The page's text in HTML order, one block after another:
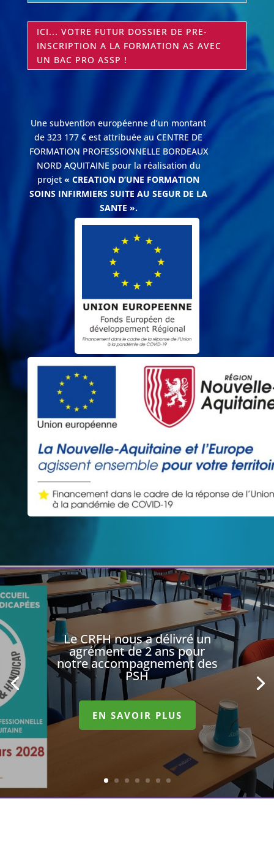
ICI... VOTRE FUTUR DOSSIER DE PRE-
INSCRIPTION A LA FORMATION AS AVEC
UN BAC PRO ASSP !
Une subvention européenne d’un montant
de 323 177 € est attribuée au CENTRE DE
FORMATION PROFESSIONNELLE BORDEAUX
NORD AQUITAINE pour la réalisation du
projet« CREATION D’UNE FORMATION
SOINS INFIRMIERS SUITE AU SEGUR DE LA
SANTE ».
Le CRFH nous a délivré un
agrément de 2 ans pour
notre accompagnement des
PSH
EN SAVOIR PLUS